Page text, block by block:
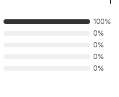
100%
0%
0%
0%
0%